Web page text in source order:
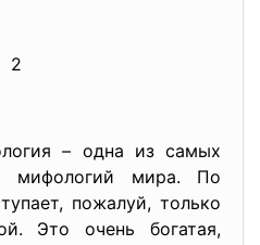
2
– одна из самых
мифологий мира. По
пожалуй, только
Это очень богатая,